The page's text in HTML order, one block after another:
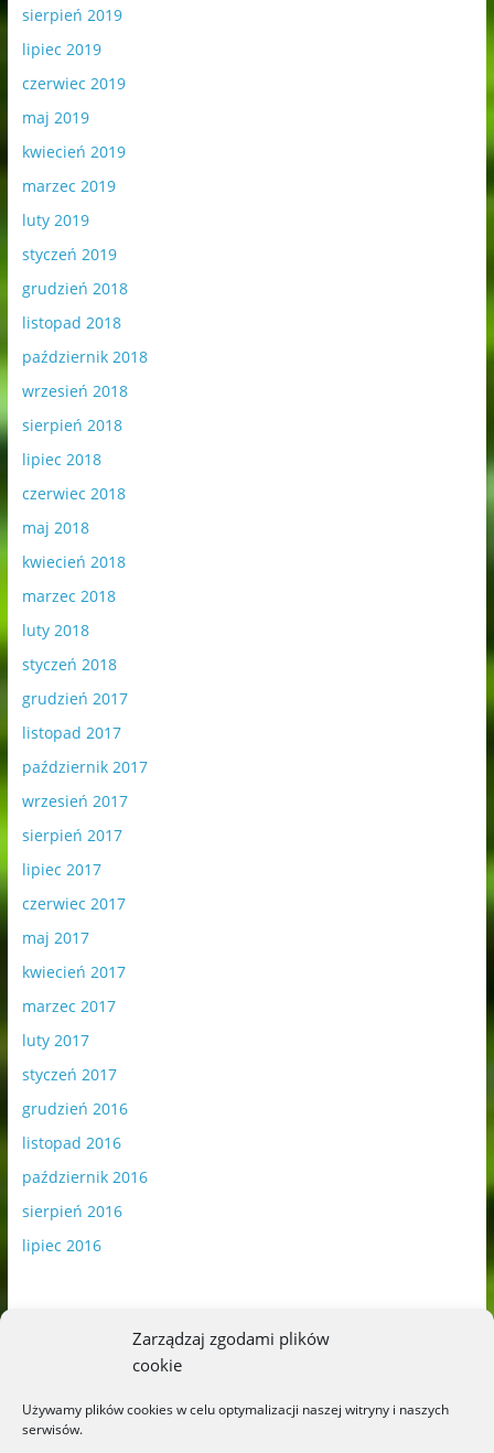
Zarządzaj zgodami plików
cookie
Używamy plików cookies w celu optymalizacji naszej witryny i naszych
serwisów.
sierpień 2019
lipiec 2019
czerwiec 2019
maj 2019
kwiecień 2019
marzec 2019
luty 2019
styczeń 2019
grudzień 2018
listopad 2018
październik 2018
wrzesień 2018
sierpień 2018
lipiec 2018
czerwiec 2018
maj 2018
kwiecień 2018
marzec 2018
luty 2018
styczeń 2018
grudzień 2017
listopad 2017
październik 2017
wrzesień 2017
sierpień 2017
lipiec 2017
czerwiec 2017
maj 2017
kwiecień 2017
marzec 2017
luty 2017
styczeń 2017
grudzień 2016
listopad 2016
październik 2016
sierpień 2016
lipiec 2016